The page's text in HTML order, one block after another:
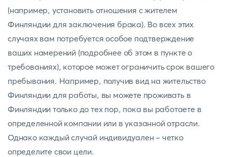
(например, установить отношения с жителем
Финляндии для заключения брака). Во всех этих
случаях вам потребуется особое подтверждение
ваших намерений (подробнее об этом в пункте о
требованиях), которое может ограничить срок вашего
пребывания. Например, получив вид на жительство
Финляндии для работы, вы можете проживать в
Финляндии только до тех пор, пока вы работаете в
определенной компании или в указанной отрасли.
Однако каждый случай индивидуален - четко
определите свои цели.